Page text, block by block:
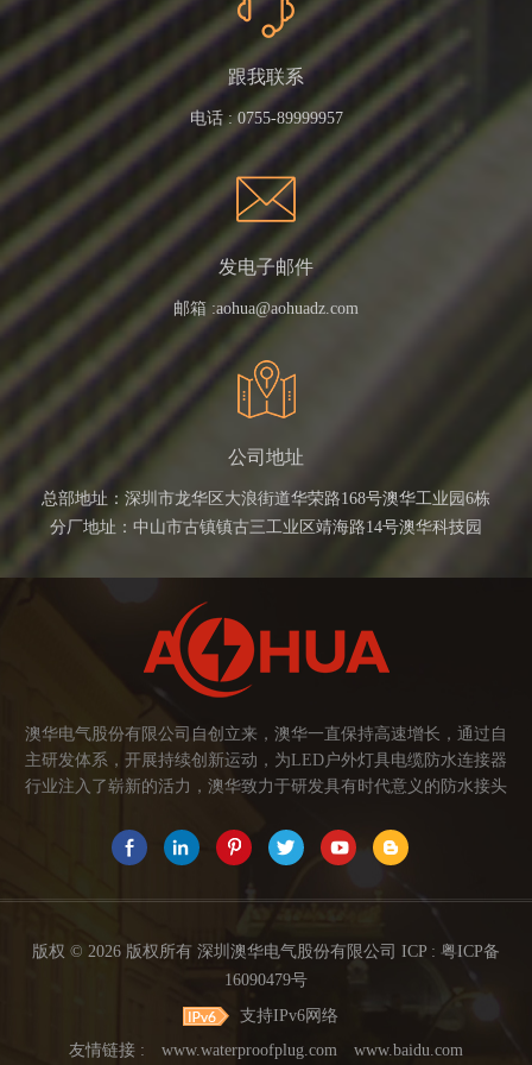
跟我联系
电话 : 0755-89999957
发电子邮件
邮箱 :aohua@aohuadz.com
公司地址
总部地址：深圳市龙华区大浪街道华荣路168号澳华工业园6栋
分厂地址：中山市古镇镇古三工业区靖海路14号澳华科技园
澳华电气股份有限公司自创立来，澳华一直保持高速增长，通过自
主研发体系，开展持续创新运动，为LED户外灯具电缆防水连接器
行业注入了崭新的活力，澳华致力于研发具有时代意义的防水接头
物生长灯、高铁动车、养殖畜牧、水族设备、发热瓷砖、船舶、油
烟机、环保机械、医疗保健设备、捕鱼集鱼灯、汽车大灯、太阳能
的愿景： 我们注重产品品质，以人为本，坚持创新，以市场为导向
开发具有品质的线缆连接器产品，为客户提供多方面的连接解决方
的使命： 关注市场发展，紧握客户的需求，提供有价值的线缆连接
器解决方案，为客户创造价值。 我们的价值观： 1、不断专研高端
版权 © 2026 版权所有 深圳澳华电气股份有限公司 ICP : 粤ICP备
16090479号
支持IPv6网络
友情链接 :
www.waterproofplug.com www.baidu.com